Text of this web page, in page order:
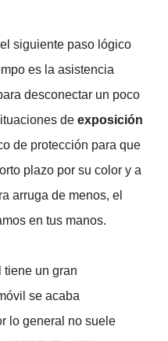
siguiente paso lógico
es la asistencia
desconectar un poco
de exposición
de protección para que
plazo por su color y a
arruga de menos, el
en tus manos.
tiene un gran
se acaba
lo general no suele